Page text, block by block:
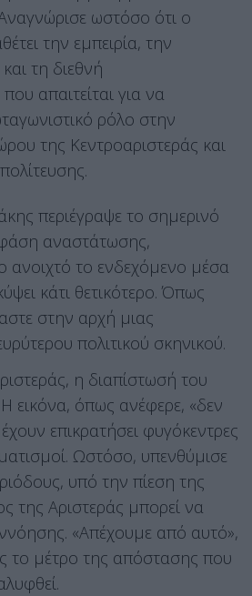
ωστόσο ότι ο
την εμπειρία, την
τη διεθνή
απαιτείται για να
ρόλο στην
της Κεντροαριστεράς και
περιέγραψε το σημερινό
αναστάτωσης,
το ενδεχόμενο μέσα
κάτι θετικότερο. Όπως
στην αρχή μιας
πολιτικού σκηνικού.
η διαπίστωσή του
εικόνα, όπως ανέφερε, «δεν
επικρατήσει φυγόκεντρες
Ωστόσο, υπενθύμισε
υπό την πίεση της
της Αριστεράς μπορεί να
«Απέχουμε από αυτό»,
το μέτρο της απόστασης που